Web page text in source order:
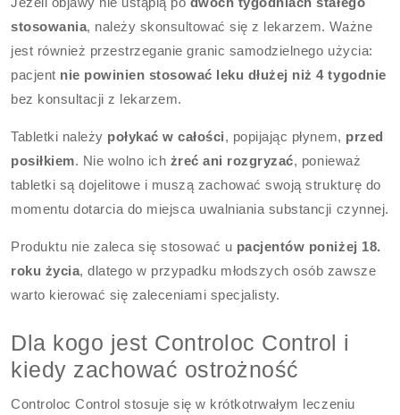
stosowania, należy skonsultować się z lekarzem. Ważne
jest również przestrzeganie granic samodzielnego użycia:
pacjent nie powinien stosować leku dłużej niż 4 tygodnie
bez konsultacji z lekarzem.
Tabletki należy połykać w całości, popijając płynem, przed
posiłkiem. Nie wolno ich żreć ani rozgryzać, ponieważ
tabletki są dojelitowe i muszą zachować swoją strukturę do
momentu dotarcia do miejsca uwalniania substancji czynnej.
Produktu nie zaleca się stosować u pacjentów poniżej 18.
roku życia, dlatego w przypadku młodszych osób zawsze
warto kierować się zaleceniami specjalisty.
Dla kogo jest Controloc Control i
kiedy zachować ostrożność
Controloc Control stosuje się w krótkotrwałym leczeniu